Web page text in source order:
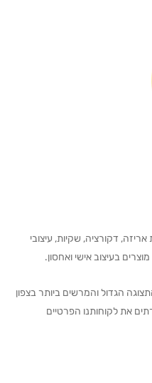
דקורציה, שקיות, עיצובי
בעיצוב אישי ואחסון.
הגדול והמרשים ביותר בצפון
משרתים את לקוחותנו הפרטיים